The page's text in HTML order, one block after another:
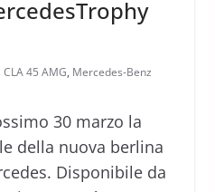
45 AMG, Mercedes-Benz
30 marzo la
della nuova berlina
Disponibile da